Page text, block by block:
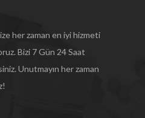
her zaman en iyi hizmeti
Bizi 7 Gün 24 Saat
Unutmayın her zaman